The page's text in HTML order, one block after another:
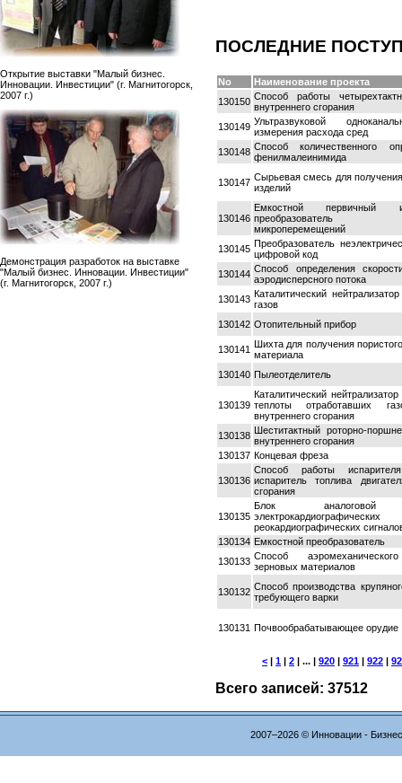
ПОСЛЕДНИЕ
No
Наименование проекта
130150 Способ работы
внутреннего сгорания
130149 Ультразвуковой
измерения расхода сред
130148 Способ количественного
фенилмалеинимида
130147 Сырьевая смесь для
изделий
130146
Емкостной первичный
преобразователь
микроперемещений
130145 Преобразователь
цифровой код
130144 Способ определения
аэродисперсного потока
130143 Каталитический
газов
130142 Отопительный прибор
130141 Шихта для получения
материала
130140 Пылеотделитель
130139
Каталитический
теплоты отработавших
внутреннего сгорания
130138 Шеститактный роторно-
внутреннего сгорания
130137 Концевая фреза
130136
Способ работы
испаритель топлива
сгорания
130135
Блок аналоговой
реокардиографических
130134 Емкостной преобразователь
130133 Способ
зерновых материалов
130132 Способ производства
требующего варки
130131 Почвообрабатывающее орудие
< 1 2 | ... | 920 921 922
Всего записей: 37512
Открытие выставки "Малый бизнес.
Инновации. Инвестиции" (г. Магнитогорск,
2007 г.)
Демонстрация разработок на выставке
"Малый бизнес. Инновации. Инвестиции"
(г. Магнитогорск, 2007 г.)
2007–2026 © Инновации -